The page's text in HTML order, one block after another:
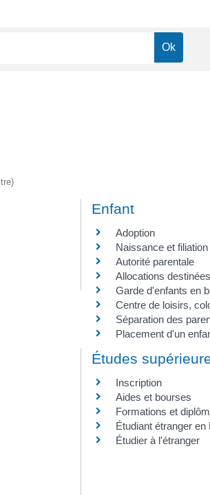
Enfant
Adoption
Naissance et filiation
Autorité parentale
Allocations
Garde d'enfants en
Centre de loisirs,
Séparation des
Placement d'un
Études
Inscription
Aides et bourses
Formations et
Étudiant étranger en
Étudier à l'étranger